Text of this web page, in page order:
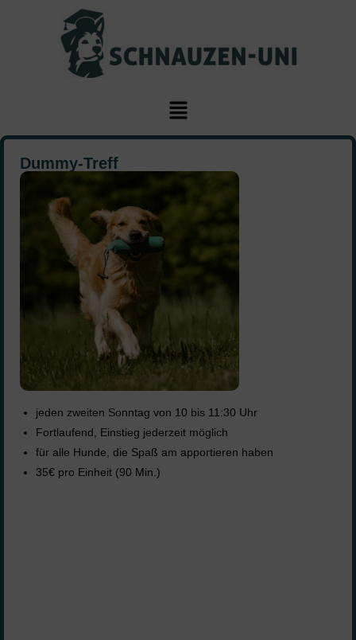
Dummy-Treff
jeden zweiten Sonntag von 10 bis 11:30 Uhr
Fortlaufend, Einstieg jederzeit möglich
für alle Hunde, die Spaß am apportieren haben
35€ pro Einheit (90 Min.)